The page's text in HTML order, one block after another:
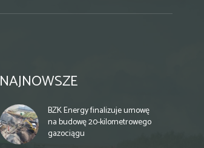
NAJNOWSZE
BZK Energy finalizuje umowę
na budowę 20-kilometrowego
gazociągu